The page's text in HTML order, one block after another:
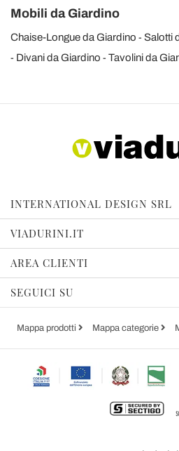
Mobili da Giardino
Chaise-Longue da Giardino
Salotti
Divani da Giardino
Tavolini da
INTERNATIONAL DESIGN SRL
VIADURINI.IT
AREA CLIENTI
SEGUICI SU
Mappa prodotti Mappa categorie